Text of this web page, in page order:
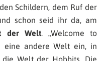
Schildern, dem Ruf der
schon seid ihr da, am
der Welt. „Welcome to
eine andere Welt ein, in
Welt der Hobbits. Die